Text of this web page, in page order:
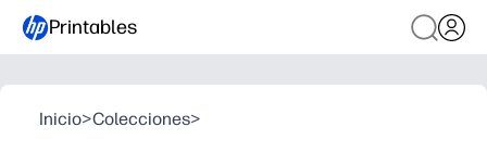
Printables
Inicio>Colecciones>